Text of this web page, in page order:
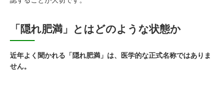
「隠れ肥満」とはどのような状態か
近年よく聞かれる「隠れ肥満」は、医学的な正式名称ではありま
せん。